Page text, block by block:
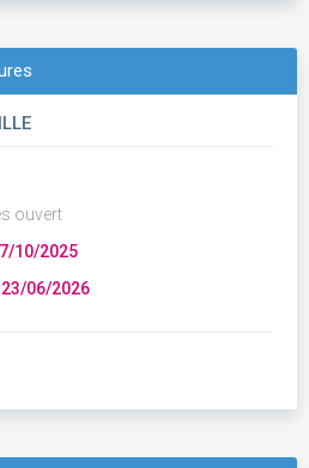
ouvert
10/2025
23/06/2026